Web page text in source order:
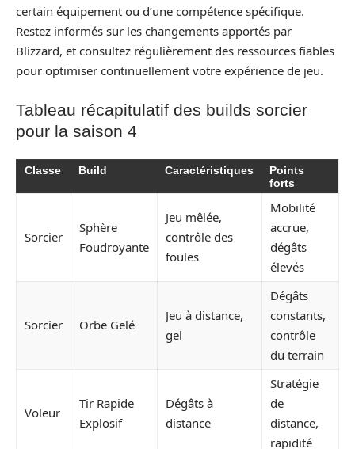
certain équipement ou d’une compétence spécifique.
Restez informés sur les changements apportés par
Blizzard, et consultez régulièrement des ressources fiables
pour optimiser continuellement votre expérience de jeu.
Tableau récapitulatif des builds sorcier
pour la saison 4
Classe Build Caractéristiques
Points
forts
Sorcier
Sphère
Foudroyante
Jeu mêlée,
contrôle des
foules
Mobilité
accrue,
dégâts
élevés
Sorcier Orbe Gelé
Jeu à distance,
gel
Dégâts
constants,
contrôle
du terrain
Voleur
Tir Rapide
Explosif
Dégâts à
distance
Stratégie
de
distance,
rapidité